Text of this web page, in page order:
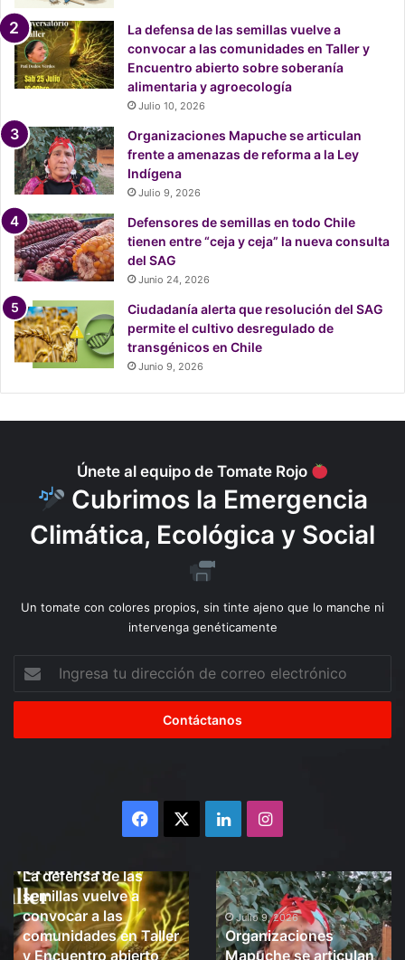
a
b
e
n
é
n
u
e
La defensa de las semillas vuelve a
convocar a las comunidades en Taller y
Encuentro abierto sobre soberanía
alimentaria y agroecología
Julio 10, 2026
Organizaciones Mapuche se articulan
frente a amenazas de reforma a la Ley
Indígena
Julio 9, 2026
Defensores de semillas en todo Chile
tienen entre “ceja y ceja” la nueva consulta
del SAG
Junio 24, 2026
Ciudadanía alerta que resolución del SAG
permite el cultivo desregulado de
transgénicos en Chile
Junio 9, 2026
Únete al equipo de Tomate Rojo
Cubrimos la Emergencia
Climática, Ecológica y Social
Un tomate con colores propios, sin tinte ajeno que lo manche ni
intervenga genéticamente
tu
dirección
correo
Facebook LinkedInInstagram
La
defensa
de
las
semillas
La defensa de las
semillas vuelve a
convocar a las
comunidades en Taller
y Encuentro abierto
Organizaciones
Mapuche
se
articulan
frente
Julio 9, 2026
Organizaciones
Mapuche se articulan